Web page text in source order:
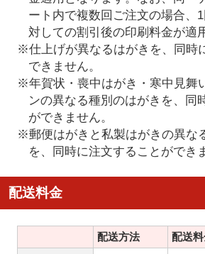
ート内で複数回ご注文の場合、
対しての割引後の印刷料金が適
※仕上げが異なるはがきを、同時
できません。
※年賀状・喪中はがき・寒中見舞
ンの異なる種別のはがきを、同
ができません。
※郵便はがきと私製はがきの異な
を、同時に注文することができ
配送料金
配送方法 配送